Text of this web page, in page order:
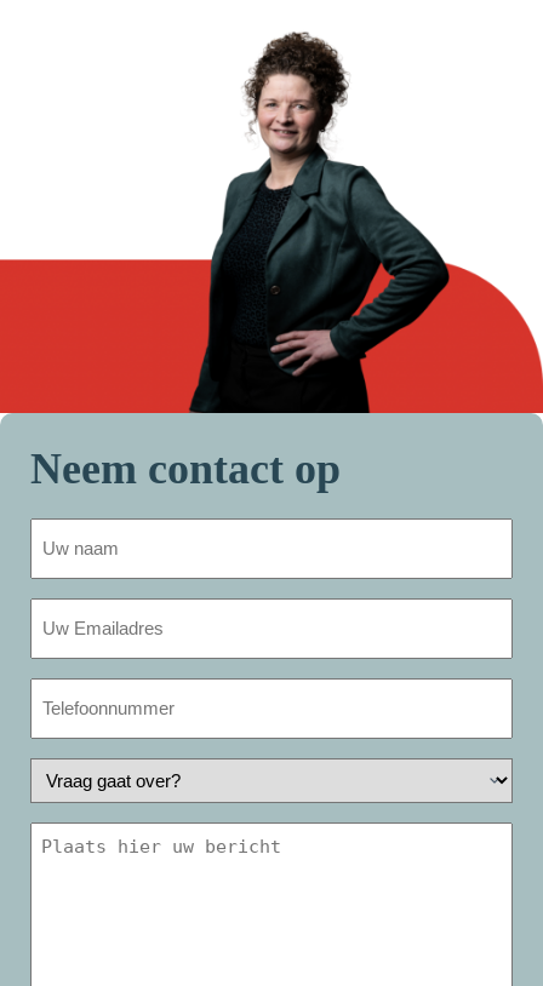
Neem contact op
naam
(optioneel)
gaat
bericht